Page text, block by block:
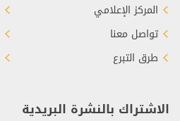
المركز الإعلامي
تواصل معنا
طرق التبرع
الاشتراك بالنشرة البريدية